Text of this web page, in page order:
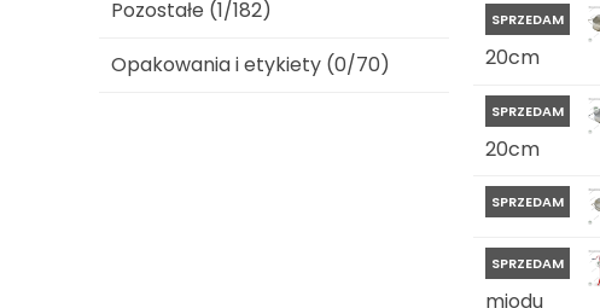
SPRZEDAM
20cm
SPRZEDAM
20cm
SPRZEDAM
SPRZEDAM
miodu
Pozostałe (1/182)
Opakowania i etykiety (0/70)